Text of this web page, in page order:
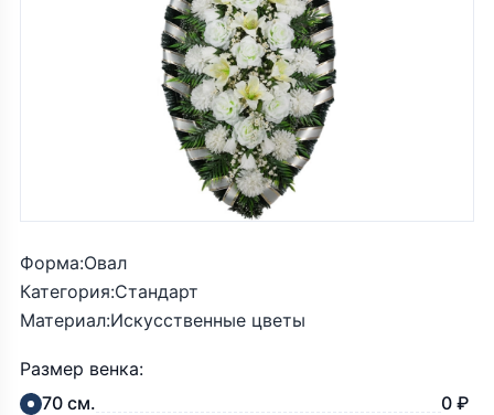
Форма:Овал
Категория:Стандарт
Материал:Искусственные цветы
Размер венка:
70 см.
0 ₽